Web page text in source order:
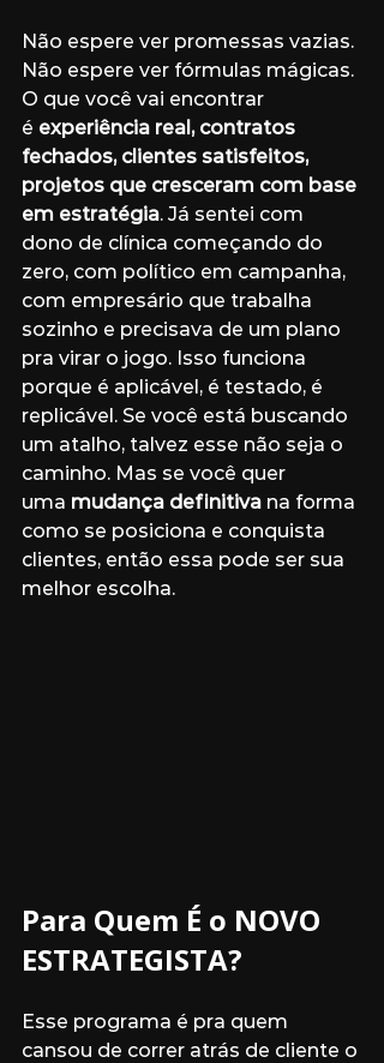
Não espere ver promessas vazias.
Não espere ver fórmulas mágicas.
O que você vai encontrar
é experiência real, contratos
fechados, clientes satisfeitos,
projetos que cresceram com base
em estratégia. Já sentei com
dono de clínica começando do
zero, com político em campanha,
com empresário que trabalha
sozinho e precisava de um plano
pra virar o jogo. Isso funciona
porque é aplicável, é testado, é
replicável. Se você está buscando
um atalho, talvez esse não seja o
caminho. Mas se você quer
uma mudança definitiva na forma
como se posiciona e conquista
clientes, então essa pode ser sua
melhor escolha.
Para Quem É o NOVO
ESTRATEGISTA?
Esse programa é pra quem
cansou de correr atrás de cliente o